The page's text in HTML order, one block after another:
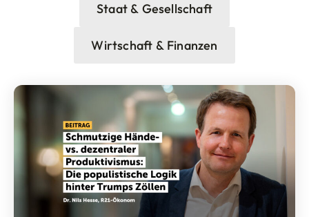
Staat & Gesellschaft
Wirtschaft & Finanzen